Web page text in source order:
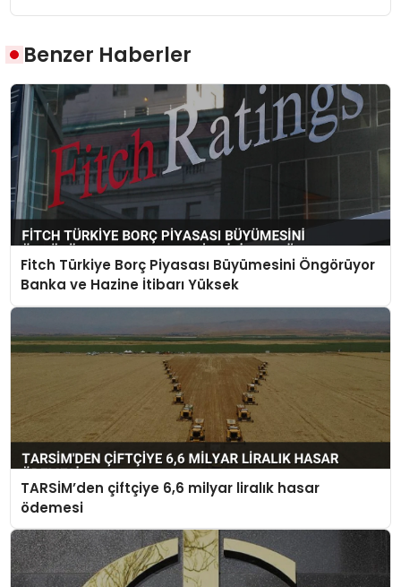
Benzer Haberler
Fitch Türkiye Borç Piyasası Büyümesini Öngörüyor
Banka ve Hazine İtibarı Yüksek
TARSİM’den çiftçiye 6,6 milyar liralık hasar
ödemesi